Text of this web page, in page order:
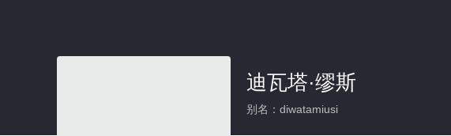
迪瓦塔·缪斯
别名：diwatamiusi